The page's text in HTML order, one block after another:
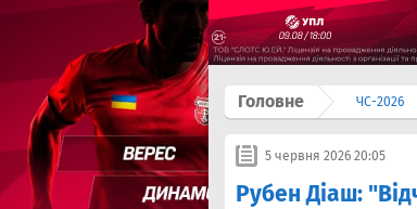
Головне ЧС-2026
5 червня 2026 20:05
Рубен Діаш: